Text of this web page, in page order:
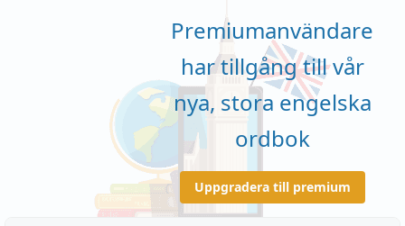
Premiumanvändare
har tillgång till vår
nya, stora engelska
ordbok
Uppgradera till premium